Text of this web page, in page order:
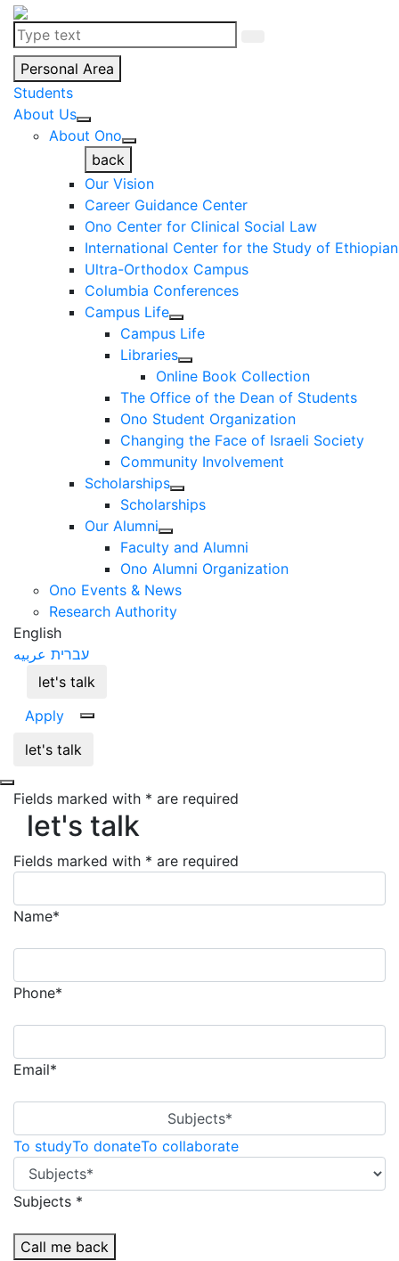
Personal Area
Students
About Us
About Ono
back
Our Vision
Career Guidance Center
Ono Center for Clinical Social Law
International Center for the Study of
Ultra-Orthodox Campus
Columbia Conferences
Campus Life
Campus Life
Libraries
Online Book Collection
The Office of the Dean of Students
Ono Student Organization
Changing the Face of Israeli Society
Community Involvement
Scholarships
Scholarships
Our Alumni
Faculty and Alumni
Ono Alumni Organization
Ono Events & News
Research Authority
English
עברית عربيه
let's talk
Apply
let's talk
let's talk
Fields marked with * are required
let's talk
Fields marked with * are required
Name*
Phone*
Email*
Subjects*
To studyTo donateTo collaborate
Subjects *
Call me back